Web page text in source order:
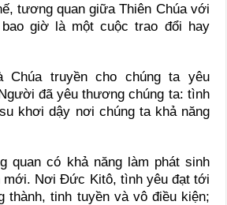
tương quan giữa Thiên Chúa với
giờ là một cuộc trao đổi hay
Chúa truyền cho chúng ta yêu
đã yêu thương chúng ta: tình
khơi dậy nơi chúng ta khả năng
quan có khả năng làm phát sinh
mới. Nơi Đức Kitô, tình yêu đạt tới
thành, tinh tuyền và vô điều kiện;